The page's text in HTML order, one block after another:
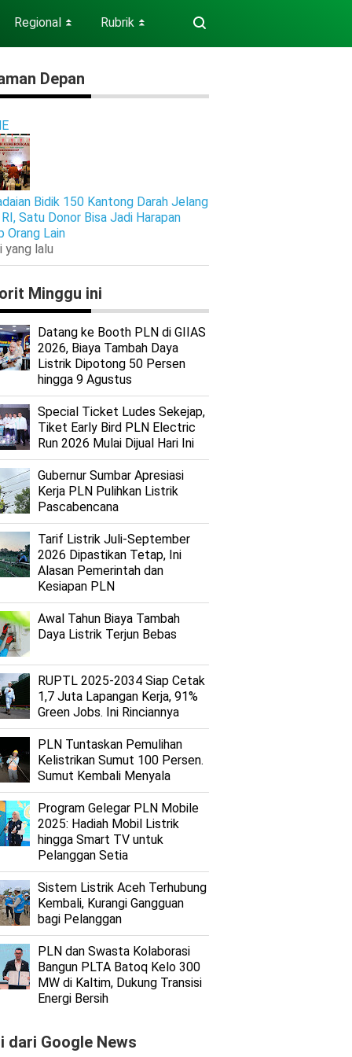
Regional ⏬ Rubrik ⏬
Depan
Bidik 150 Kantong Darah Jelang
Satu Donor Bisa Jadi Harapan
Orang Lain
yang lalu
Minggu ini
Datang ke Booth PLN di GIIAS
2026, Biaya Tambah Daya
Listrik Dipotong 50 Persen
hingga 9 Agustus
Special Ticket Ludes Sekejap,
Tiket Early Bird PLN Electric
Run 2026 Mulai Dijual Hari Ini
Gubernur Sumbar Apresiasi
Kerja PLN Pulihkan Listrik
Pascabencana
Tarif Listrik Juli-September
2026 Dipastikan Tetap, Ini
Alasan Pemerintah dan
Kesiapan PLN
Awal Tahun Biaya Tambah
Daya Listrik Terjun Bebas
RUPTL 2025-2034 Siap Cetak
1,7 Juta Lapangan Kerja, 91%
Green Jobs. Ini Rinciannya
PLN Tuntaskan Pemulihan
Kelistrikan Sumut 100 Persen.
Sumut Kembali Menyala
Program Gelegar PLN Mobile
2025: Hadiah Mobil Listrik
hingga Smart TV untuk
Pelanggan Setia
Sistem Listrik Aceh Terhubung
Kembali, Kurangi Gangguan
bagi Pelanggan
PLN dan Swasta Kolaborasi
Bangun PLTA Batoq Kelo 300
MW di Kaltim, Dukung Transisi
Energi Bersih
dari Google News